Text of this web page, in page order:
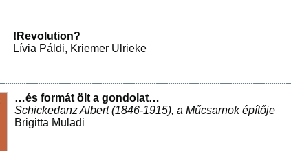
!Revolution?
Lívia Páldi, Kriemer Ulrieke
…és formát ölt a gondolat…
Schickedanz Albert (1846-1915), a Műcsarnok építője
Brigitta Muladi